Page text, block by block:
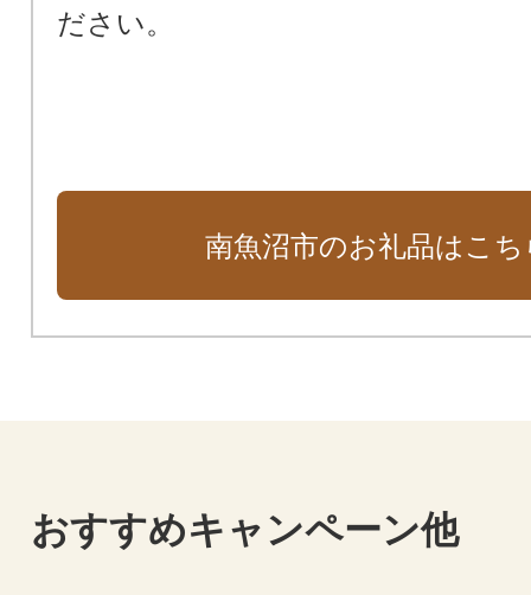
ださい。
南魚沼市のお礼品はこち
おすすめキャンペーン他